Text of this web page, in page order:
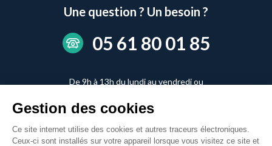
Une question ? Un besoin ?
05 61 80 01 85
De 9h à 13h du lundi au vendredi ou
CONTACTEZ-NOUS
Gestion des cookies
Ce site internet utilise des cookies et autres traceurs électroniques.
Ceux-ci sont installés sur votre appareil lorsque vous visitez ce site et